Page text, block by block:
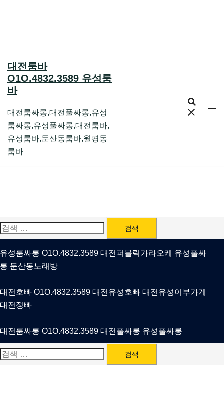
대전룸바
O1O.4832.3589 유성룸
바
대전룸싸롱,대전풀싸롱,유성
룸싸롱,유성풀싸롱,대전룸바,
유성룸바,둔산동룸바,월평동
룸바
검
색:
유성룸싸롱 O1O.4832.3589 대전퍼블릭가라오케 유성풀싸
롱 둔산동노래방
대전호빠 O1O.4832.3589 대전유성호빠 대전유성이부가게
대전정빠
대전룸싸롱 O1O.4832.3589 대전풀싸롱 유성풀싸롱
검